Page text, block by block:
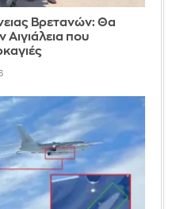
Βρετανών: Θα
Αιγιάλεια που